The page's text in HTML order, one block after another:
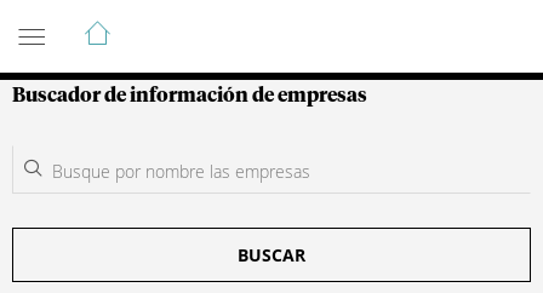
Guía de Empresas Colombianas
Buscador de información de empresas
BUSCAR